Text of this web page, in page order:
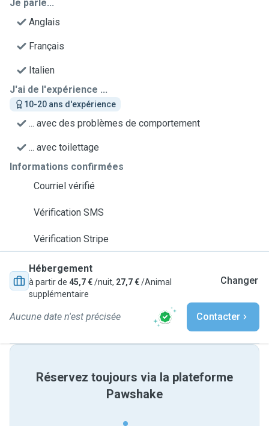
Je parle...
Anglais
Français
Italien
J'ai de l'expérience ...
10-20 ans d'expérience
... avec des problèmes de comportement
... avec toilettage
Informations confirmées
Courriel vérifié
Vérification SMS
Vérification Stripe
Hébergement
à partir de 45,7 €/nuit, 27,7 €/Animal
supplémentaire
Changer
Aucune date n'est précisée Contacter
Réservez toujours via la plateforme
Pawshake